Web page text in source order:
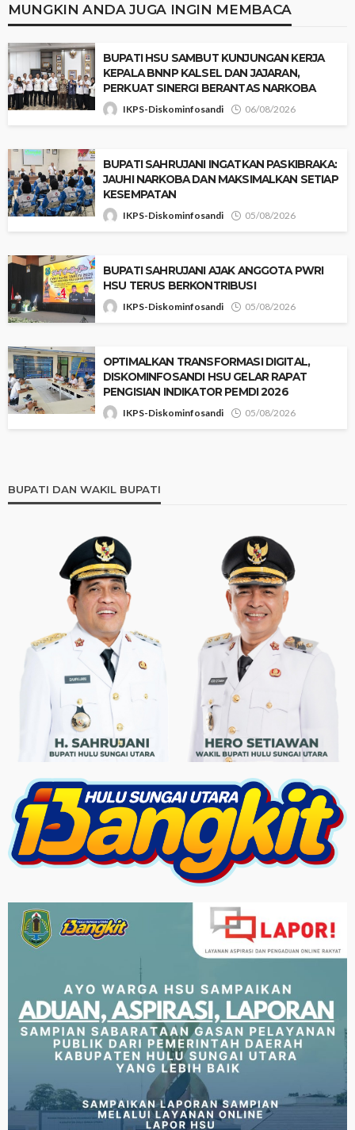
MUNGKIN ANDA JUGA INGIN MEMBACA
‎BUPATI HSU SAMBUT KUNJUNGAN KERJA
KEPALA BNNP KALSEL DAN JAJARAN,
PERKUAT SINERGI BERANTAS NARKOBA
IKPS-Diskominfosandi 06/08/2026
BUPATI SAHRUJANI INGATKAN PASKIBRAKA:
JAUHI NARKOBA DAN MAKSIMALKAN SETIAP
KESEMPATAN
IKPS-Diskominfosandi 05/08/2026
BUPATI SAHRUJANI AJAK ANGGOTA PWRI
HSU TERUS BERKONTRIBUSI
IKPS-Diskominfosandi 05/08/2026
‎OPTIMALKAN TRANSFORMASI DIGITAL,
DISKOMINFOSANDI HSU GELAR RAPAT
PENGISIAN INDIKATOR PEMDI 2026 ‎
IKPS-Diskominfosandi 05/08/2026
BUPATI DAN WAKIL BUPATI